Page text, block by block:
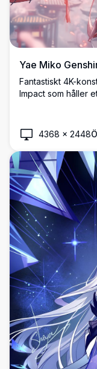
Yae Miko
Fantastiskt 4K-
Impact som håller
4368 × 2448